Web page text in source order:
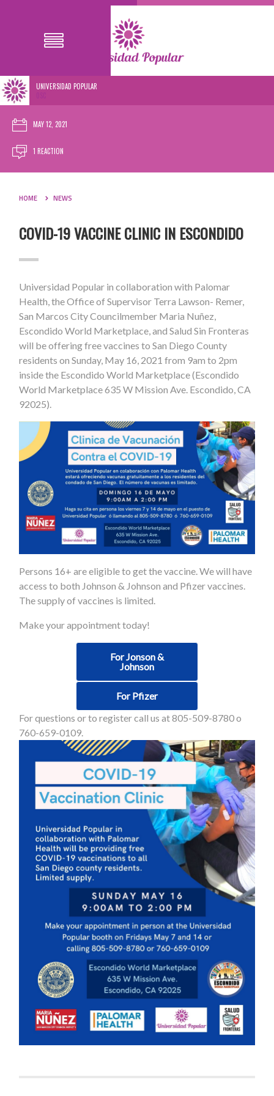
UNIVERSIDAD POPULAR
MAY 12, 2021
1 REACTION
HOME NEWS
COVID-19 VACCINE CLINIC IN ESCONDIDO
Universidad Popular in collaboration with Palomar
Health, the Office of Supervisor Terra Lawson- Remer,
San Marcos City Councilmember Maria Nuñez,
Escondido World Marketplace, and Salud Sin Fronteras
will be offering free vaccines to San Diego County
residents on Sunday, May 16, 2021 from 9am to 2pm
inside the Escondido World Marketplace(Escondido
World Marketplace 635 W Mission Ave. Escondido, CA
92025).
Persons 16+ are eligible to get the vaccine.We will have
access to both Johnson & Johnson and Pfizer vaccines.
The supply of vaccines is limited.
Make your appointment today!
For Jonson &
Johnson
For Pfizer
For questions or to register call us at 805-509-8780 o
760-659-0109.